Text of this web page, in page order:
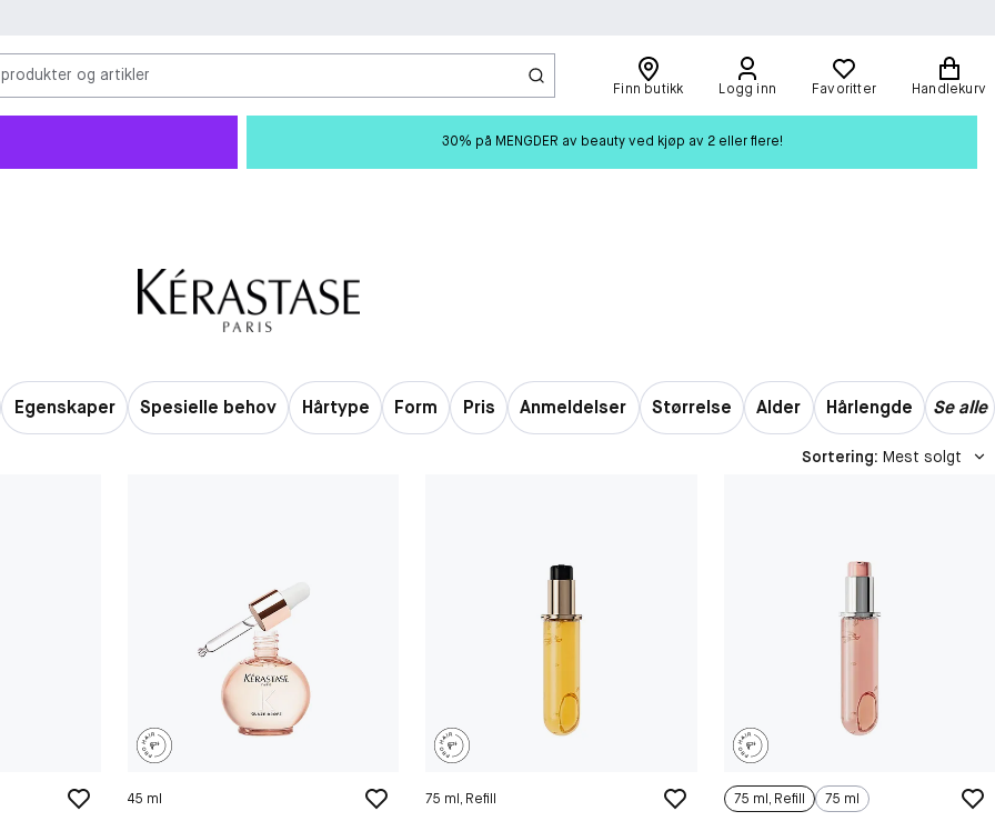
og artikler
Finn butikk Logg inn Favoritter Handlekurv
30% på MENGDER av beauty ved kjøp av 2 eller flere!
Egenskaper Spesielle behov Hårtype Form Pris Anmeldelser Størrelse Alder Hårlengde Se alle
Sortering: Mest solgt
45 ml 75 ml, Refill 75 ml, Refill 75 ml